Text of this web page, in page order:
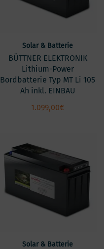
Solar & Batterie
BÜTTNER ELEKTRONIK
Lithium-Power
Bordbatterie Typ MT Li 105
Ah inkl. EINBAU
1.099,00€
Solar & Batterie